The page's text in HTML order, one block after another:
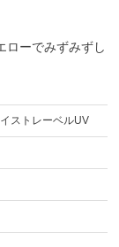
ローでみずみずし
ストレーベルUV